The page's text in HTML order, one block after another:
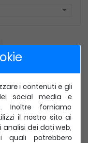
essenziale
a diventare un
integrare leterapie
, seguendo un
i contenuti e gli
social media e
Inoltre forniamo
il nostro sito ai
dei dati web,
potrebbero